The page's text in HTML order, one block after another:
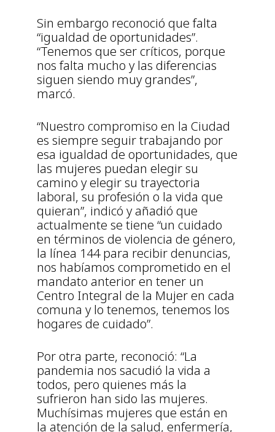
Sin embargo reconoció que falta
“igualdad de oportunidades”.
“Tenemos que ser críticos, porque
nos falta mucho y las diferencias
siguen siendo muy grandes”,
marcó.
“Nuestro compromiso en la Ciudad
es siempre seguir trabajando por
esa igualdad de oportunidades, que
las mujeres puedan elegir su
camino y elegir su trayectoria
laboral, su profesión o la vida que
quieran”, indicó y añadió que
actualmente se tiene “un cuidado
en términos de violencia de género,
la línea 144 para recibir denuncias,
nos habíamos comprometido en el
mandato anterior en tener un
Centro Integral de la Mujer en cada
comuna y lo tenemos, tenemos los
hogares de cuidado”.
Por otra parte, reconoció: “La
pandemia nos sacudió la vida a
todos, pero quienes más la
sufrieron han sido las mujeres.
Muchísimas mujeres que están en
la atención de la salud, enfermería,